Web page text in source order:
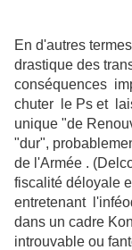
En d'autres
drastique des
chuter le Ps et
unique "de
"dur",
de
fiscalité déloyale
entretenant
dans un cadre
introuvable ou